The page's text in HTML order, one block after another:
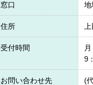
窓口 地
住所
受付時間
9
お問い合わせ先 (